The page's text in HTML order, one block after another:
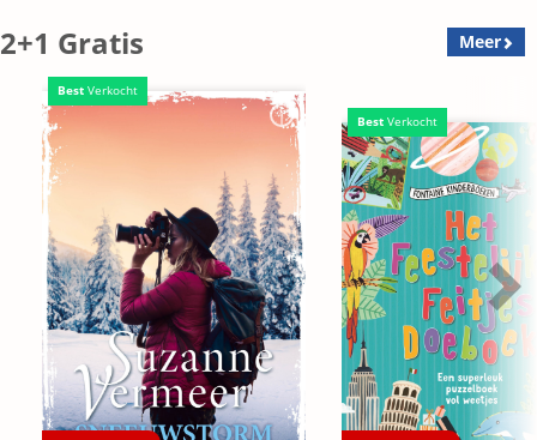
2+1 Gratis Meer
Best Verkocht
Best Verkocht